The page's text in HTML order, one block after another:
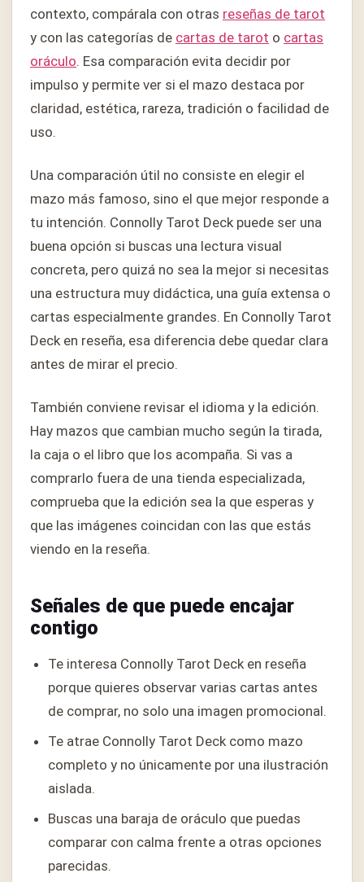
contexto, compárala con otras reseñas de tarot
y con las categorías de cartas de tarot o cartas
oráculo. Esa comparación evita decidir por
impulso y permite ver si el mazo destaca por
claridad, estética, rareza, tradición o facilidad de
uso.
Una comparación útil no consiste en elegir el
mazo más famoso, sino el que mejor responde a
tu intención. Connolly Tarot Deck puede ser una
buena opción si buscas una lectura visual
concreta, pero quizá no sea la mejor si necesitas
una estructura muy didáctica, una guía extensa o
cartas especialmente grandes. En Connolly Tarot
Deck en reseña, esa diferencia debe quedar clara
antes de mirar el precio.
También conviene revisar el idioma y la edición.
Hay mazos que cambian mucho según la tirada,
la caja o el libro que los acompaña. Si vas a
comprarlo fuera de una tienda especializada,
comprueba que la edición sea la que esperas y
que las imágenes coincidan con las que estás
viendo en la reseña.
Señales de que puede encajar
contigo
Te interesa Connolly Tarot Deck en reseña
porque quieres observar varias cartas antes
de comprar, no solo una imagen promocional.
Te atrae Connolly Tarot Deck como mazo
completo y no únicamente por una ilustración
aislada.
Buscas una baraja de oráculo que puedas
comparar con calma frente a otras opciones
parecidas.